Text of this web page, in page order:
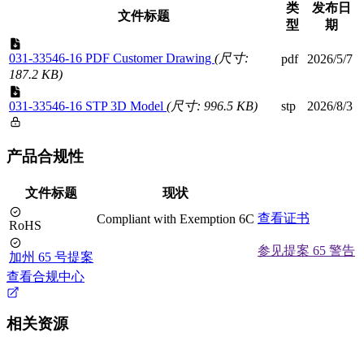
文件标题
类
型
发布日
期
031-33546-16 PDF Customer Drawing (尺寸:
187.2 KB)
pdf 2026/5/7
031-33546-16 STP 3D Model (尺寸: 996.5 KB) stp 2026/8/3
产品合规性
文件标题 现状
RoHS Compliant with Exemption 6C 查看证书
加州 65 号提案
参见提案 65 警告
查看合规中心
相关资源